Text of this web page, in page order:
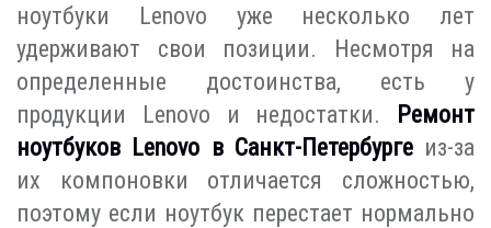
ноутбуки Lenovo уже несколько лет
удерживают свои позиции. Несмотря на
определенные достоинства, есть у
продукции Lenovo и недостатки.
Ремонт
ноутбуков Lenovo в Санкт-Петербургеиз-за
их компоновки отличается сложностью,
поэтому если ноутбук перестает нормально